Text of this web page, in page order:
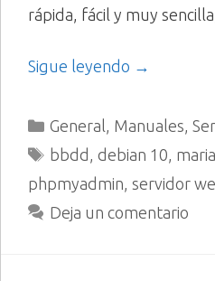
rápida, fácil y muy
Sigue leyendo →
Categorías
General Manuales
Etiquetas
bbdd debian 10
phpmyadmin servidor
Deja un comentario